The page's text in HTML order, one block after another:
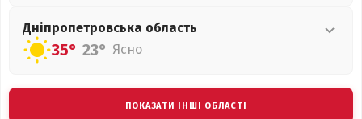
Дніпропетровська область
35° 23° Ясно
ПОКАЗАТИ ІНШІ ОБЛАСТІ